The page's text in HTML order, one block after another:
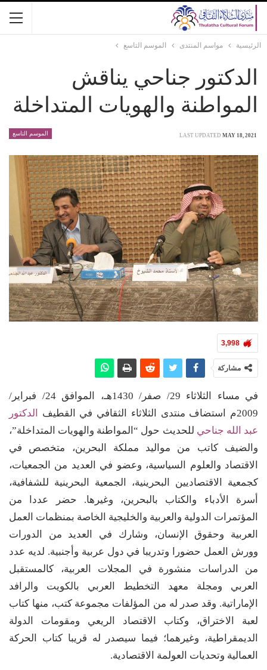
الرئيسية مواسم المنتدى الموسم التاسع
الدكتور جناحي يناقش
المواطنة والهويات المتداخلة
الموسم التاسع LAST UPDATED MAY 18, 2021
3,998
مشاركة
في مساء الثلاثاء 29/ صفر/ 1430هـ، الموافق 24/ فبراير/
2009م استضاف منتدى الثلاثاء الثقافي في القطيف
الدكتور
عبد الله جناحي للحديث حول “المواطنة والهويات المتداخلة”،
والضيف كاتب من مواليد مملكة البحرين، متخصص في
الاقتصاد والعلوم السياسية، وعضو في العديد من الجمعيات،
كجمعية الاقتصاديين البحرينية، الجمعية البحرينية للشفافية،
أسرة الأدباء والكتاب بالبحرين، وغيرها. حضر عددا من
المؤتمرات الدولية والعربية والخليجية الخاصة بمنظمات العمل
العربية وحقوق الإنسان، وشارك في العديد من الدورات
وورش العمل حضورا وتدريبا في دول عربية وأجنبية. لديه عدد
من الدراسات منشورة في المجلات العربية، كالمستقبل
العربي ومجلة معهد التخطيط العربي بالكويت والرافد
الإماراتية. وقد صدر له من المؤلفات مجموعة كتب، منها كتاب
لعبة الاختراق، وكتاب الاقتصاد الريعي ومقومات الدولة
الديمقراطية، وغيرهما؛ فيما سيصدر له قريبا كتاب الحركة
العمالية وتحديات العولمة الاقتصادية.